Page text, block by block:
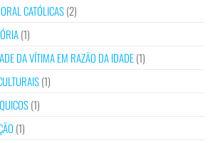
CATÓLICAS(2)
(1)
DA VÍTIMA EM RAZÃO DA IDADE(1)
(1)
(1)
(1)